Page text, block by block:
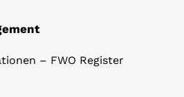
– FWO Register